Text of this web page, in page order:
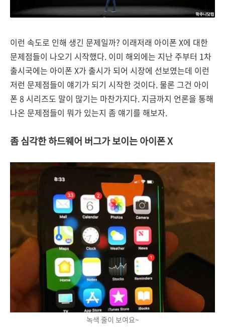
이런 속도로 인해 생긴 문제일까? 이래저래 아이폰 X에 대한
문제점들이 나오기 시작했다. 이미 해외에는 지난 주부터 1차
출시국에는 아이폰 X가 출시가 되어 시장에 선보였는데 이런
저런 문제점들이 얘기가 되기 시작한 것이다. 물론 그건 아이
폰 8 시리즈도 말이 많기는 마찬가지다. 지금까지 언론을 통해
나온 문제점들이 뭐가 있는지 좀 얘기를 해보자.
좀 심각한 하드웨어 버그가 보이는 아이폰 X
녹색 줄이 보여요~